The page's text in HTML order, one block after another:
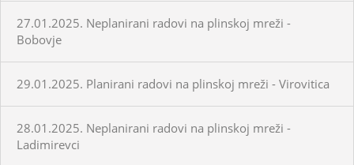
27.01.2025. Neplanirani radovi na plinskoj mreži -
Bobovje
29.01.2025. Planirani radovi na plinskoj mreži - Virovitica
28.01.2025. Neplanirani radovi na plinskoj mreži -
Ladimirevci